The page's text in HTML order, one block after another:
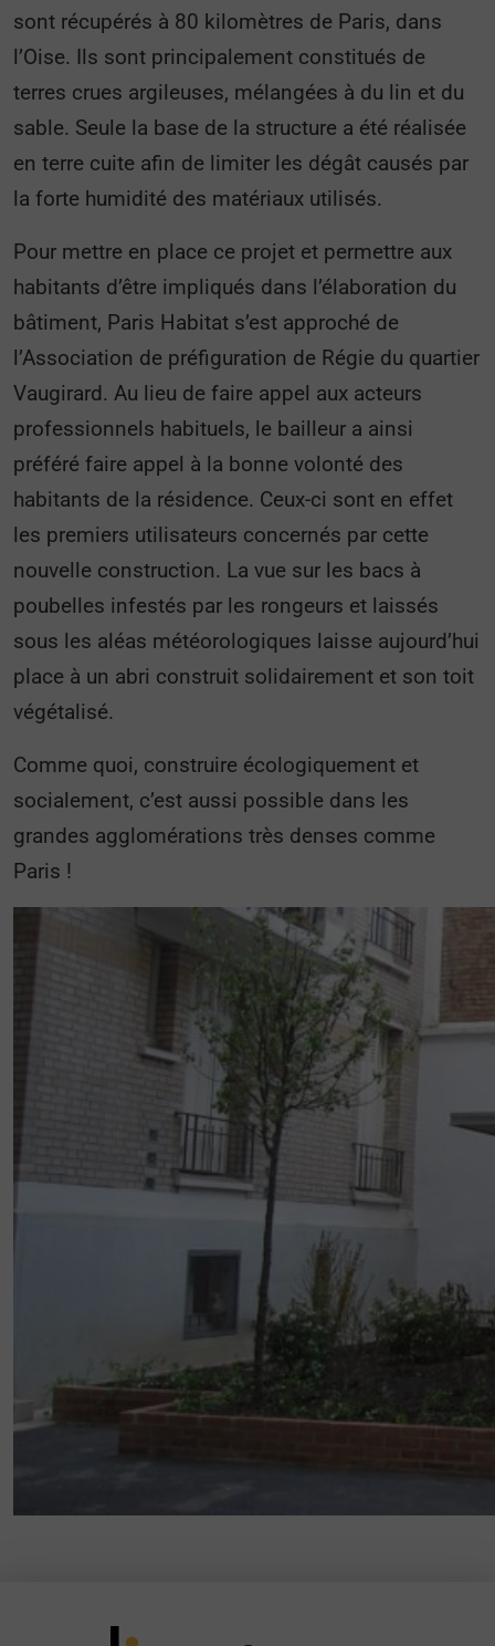
sont récupérés à 80 kilomètres de Paris, dans
l’Oise. Ils sont principalement constitués de
terres crues argileuses, mélangées à du lin et du
sable. Seule la base de la structure a été réalisée
en terre cuite afin de limiter les dégât causés par
la forte humidité des matériaux utilisés.
Pour mettre en place ce projet et permettre aux
habitants d’être impliqués dans l’élaboration du
bâtiment, Paris Habitat s’est approché de
l’Association de préfiguration de Régie du quartier
Vaugirard. Au lieu de faire appel aux acteurs
professionnels habituels, le bailleur a ainsi
préféré faire appel à la bonne volonté des
habitants de la résidence. Ceux-ci sont en effet
les premiers utilisateurs concernés par cette
nouvelle construction. La vue sur les bacs à
poubelles infestés par les rongeurs et laissés
sous les aléas météorologiques laisse aujourd’hui
place à un abri construit solidairement et son toit
végétalisé.
Comme quoi, construire écologiquement et
socialement, c’est aussi possible dans les
grandes agglomérations très denses comme
Paris !